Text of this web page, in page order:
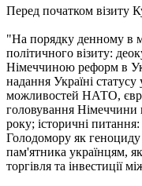
Перед початком візиту
"На порядку денному в
політичного візиту:
Німеччиною реформ в
надання Україні
можливостей НАТО,
головування Німеччини
року; історичні
Голодомору як геноциду
пам'ятника українцям,
торгівля та інвестиції